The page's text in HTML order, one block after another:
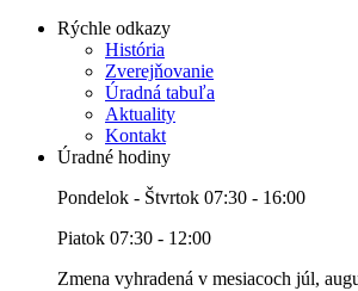
Rýchle odkazy
História
Zverejňovanie
Úradná tabuľa
Aktuality
Kontakt
Úradné hodiny
Pondelok - Štvrtok 07:30 - 16:00
Piatok 07:30 - 12:00
Zmena vyhradená v mesiacoch júl,